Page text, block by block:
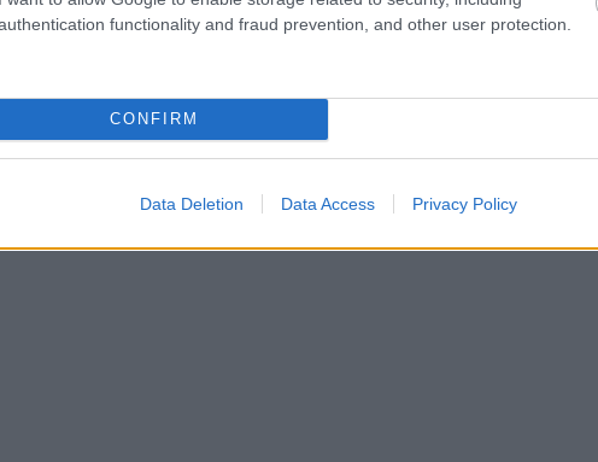
functionality and fraud prevention, and other user protection.
CONFIRM
Data Deletion Data Access Privacy Policy
villamos hampage tw6000 muki nosztalgiavillamos 611 2624 1233 3720 1522
A 2022-es nosztalgiaözön
fotózni, kicsit később pedig kimondottan tömegközlekedési célzattal utazgatni
érzelmem. Ha Bécsben, Prágában, Mannheimben, Zürichben vagy éppen